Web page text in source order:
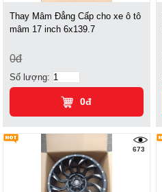
Thay Mâm Đẳng Cấp cho xe ô tô
mâm 17 inch 6x139.7
0đ
Số lượng:
0đ
673